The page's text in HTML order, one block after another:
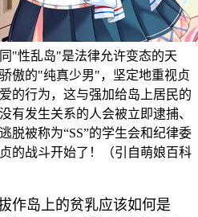
"性乱岛"是法律允许变态的天
傲的"纯真少男"，坚定地重视贞
的行为，这与强加给岛上居民的
有发生关系的人会被立即逮捕、
脱被称为“SS”的学生会和纪律委
的战斗开始了！（引自萌娘百科
作岛上的贫乳应该如何是